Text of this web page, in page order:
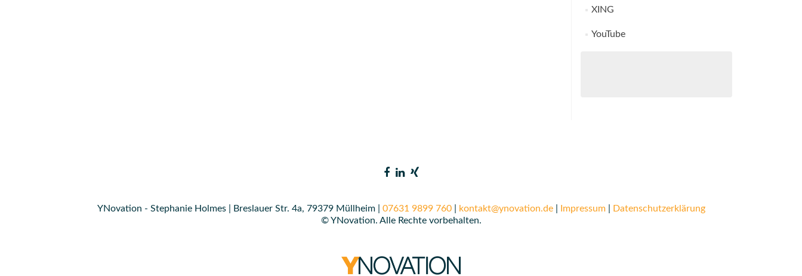
XING
YouTube
YNovation - Stephanie Holmes | Breslauer Str. 4a, 79379 Müllheim | 07631 9899 760| kontakt@ynovation.de| Impressum|
Datenschutzerklärung
© YNovation. Alle Rechte vorbehalten.